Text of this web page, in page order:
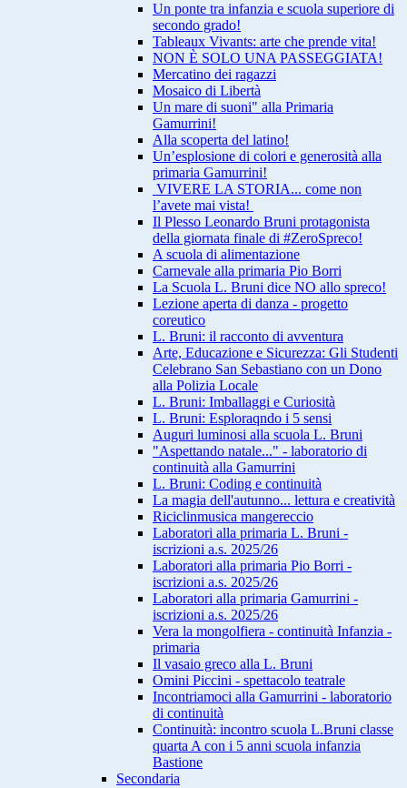
Un ponte tra infanzia e scuola superiore di
secondo grado!
Tableaux Vivants: arte che prende vita!
NON È SOLO UNA PASSEGGIATA!
Mercatino dei ragazzi
Mosaico di Libertà
Un mare di suoni" alla Primaria
Gamurrini!
Alla scoperta del latino!
Un’esplosione di colori e generosità alla
primaria Gamurrini!
VIVERE LA STORIA... come non
l’avete mai vista!
Il Plesso Leonardo Bruni protagonista
della giornata finale di #ZeroSpreco!
A scuola di alimentazione
Carnevale alla primaria Pio Borri
La Scuola L. Bruni dice NO allo spreco!
Lezione aperta di danza - progetto
coreutico
L. Bruni: il racconto di avventura
Arte, Educazione e Sicurezza: Gli Studenti
Celebrano San Sebastiano con un Dono
alla Polizia Locale
L. Bruni: Imballaggi e Curiosità
L. Bruni: Esploraqndo i 5 sensi
Auguri luminosi alla scuola L. Bruni
"Aspettando natale..." - laboratorio di
continuità alla Gamurrini
L. Bruni: Coding e continuità
La magia dell'autunno... lettura e creatività
Riciclinmusica mangereccio
Laboratori alla primaria L. Bruni -
iscrizioni a.s. 2025/26
Laboratori alla primaria Pio Borri -
iscrizioni a.s. 2025/26
Laboratori alla primaria Gamurrini -
iscrizioni a.s. 2025/26
Vera la mongolfiera - continuità Infanzia -
primaria
Il vasaio greco alla L. Bruni
Omini Piccini - spettacolo teatrale
Incontriamoci alla Gamurrini - laboratorio
di continuità
Continuità: incontro scuola L.Bruni classe
quarta A con i 5 anni scuola infanzia
Bastione
Secondaria